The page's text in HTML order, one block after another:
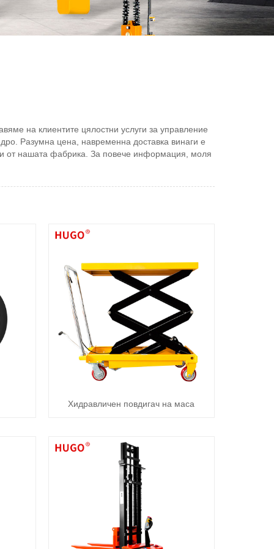
на клиентите цялостни услуги за управление
Разумна цена, навременна доставка винаги е
от нашата фабрика. За повече информация, моля
Хидравличен повдигач на маса